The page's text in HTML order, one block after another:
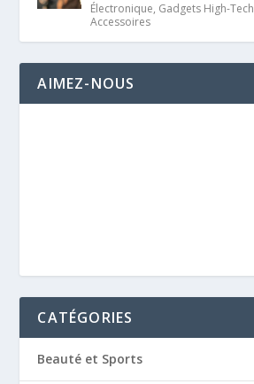
Électronique, Gadgets High-Tech
Accessoires
AIMEZ-NOUS
CATÉGORIES
Beauté et Sports